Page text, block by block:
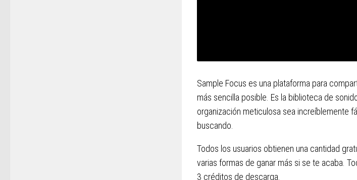
Sample Focus es una plataforma para
más sencilla posible. Es la biblioteca de
organización meticulosa sea increíblemente
buscando.
Todos los usuarios obtienen una cantidad
varias formas de ganar más si se te acaba.
3 créditos de descarga.